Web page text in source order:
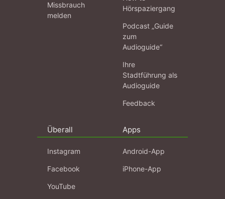
Missbrauch
melden
Hörspaziergang
Podcast „Guide
zum
Audioguide“
Ihre
Stadtführung als
Audioguide
Feedback
Überall
Instagram
Facebook
YouTube
Apps
Android-App
iPhone-App